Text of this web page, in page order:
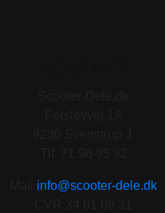
info@scooter-dele.dk